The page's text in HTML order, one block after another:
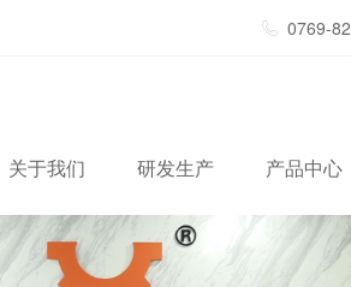
0769-
关于我们 研发生产 产品中心